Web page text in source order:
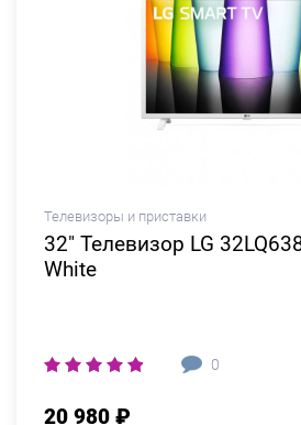
Телевизоры и приставки
32" Телевизор LG
White
0
20 980 ₽